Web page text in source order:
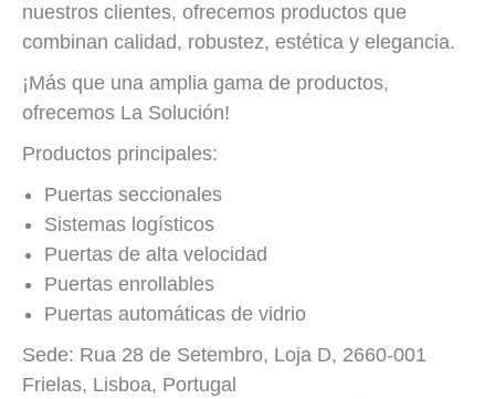
nuestros clientes, ofrecemos productos que
combinan calidad, robustez, estética y elegancia.
¡Más que una amplia gama de productos,
ofrecemos La Solución!
Productos principales:
Puertas seccionales
Sistemas logísticos
Puertas de alta velocidad
Puertas enrollables
Puertas automáticas de vidrio
Sede: Rua 28 de Setembro, Loja D, 2660-001
Frielas, Lisboa, Portugal